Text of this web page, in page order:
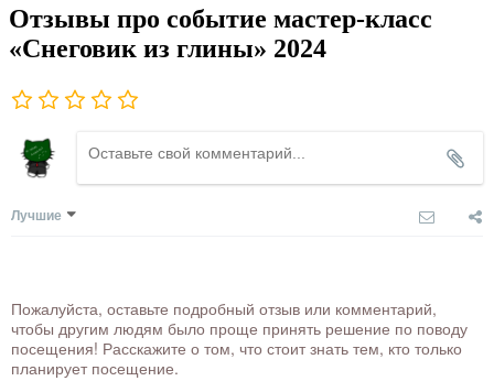
Отзывы про событие мастер-класс
«Снеговик из глины» 2024
Лучшие
Пожалуйста, оставьте подробный отзыв или комментарий,
чтобы другим людям было проще принять решение по поводу
посещения! Расскажите о том, что стоит знать тем, кто только
планирует посещение.